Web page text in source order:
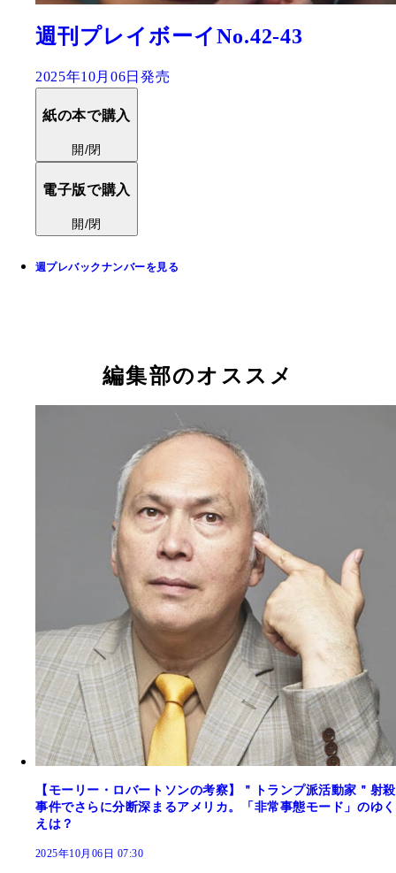
週刊プレイボーイNo.42-43
2025年10月06日発売
紙の本で購入
開/閉
電子版で購入
開/閉
週プレバックナンバーを見る
編集部のオススメ
【モーリー・ロバートソンの考察】＂トランプ派活動家＂射殺
事件でさらに分断深まるアメリカ。「非常事態モード」のゆく
えは？
2025年10月06日 07:30